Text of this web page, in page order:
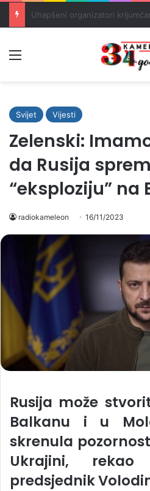
Svijet Vijesti
Zelenski:
da Rusija
“eksploziju” na
radiokameleon 16/11/2023
Rusija može
Balkanu i u
skrenula
Ukrajini,
predsjednik